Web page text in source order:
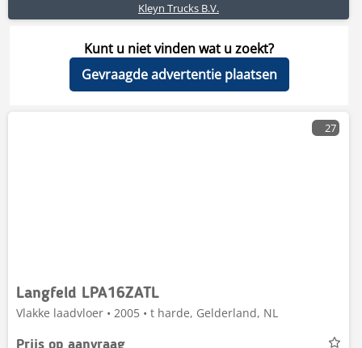
Kleyn Trucks B.V.
Kunt u niet vinden wat u zoekt?
Gevraagde advertentie plaatsen
27
Langfeld LPA16ZATL
Vlakke laadvloer • 2005 • t harde, Gelderland, NL
Prijs op aanvraag